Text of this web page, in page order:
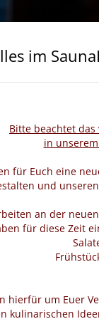
im
Bitte beachtet
in
für Euch eine
und
an der
für diese Zeit
hierfür um Euer
kulinarischen